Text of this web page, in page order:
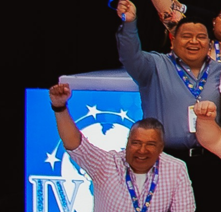
Convención
Internacional
Cooperativismo
y Economía